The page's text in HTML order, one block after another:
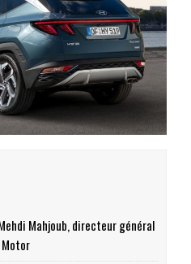
Mahjoub, directeur général
Motor